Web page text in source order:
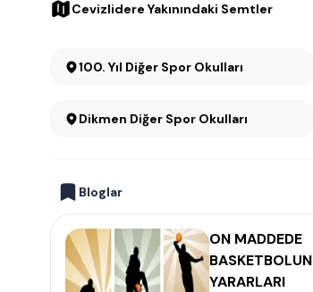
Cevizlidere Yakınındaki Semtler
100. Yıl Diğer Spor Okulları
Dikmen Diğer Spor Okulları
Bloglar
ON MADDEDE
BASKETBOLUN
YARARLARI